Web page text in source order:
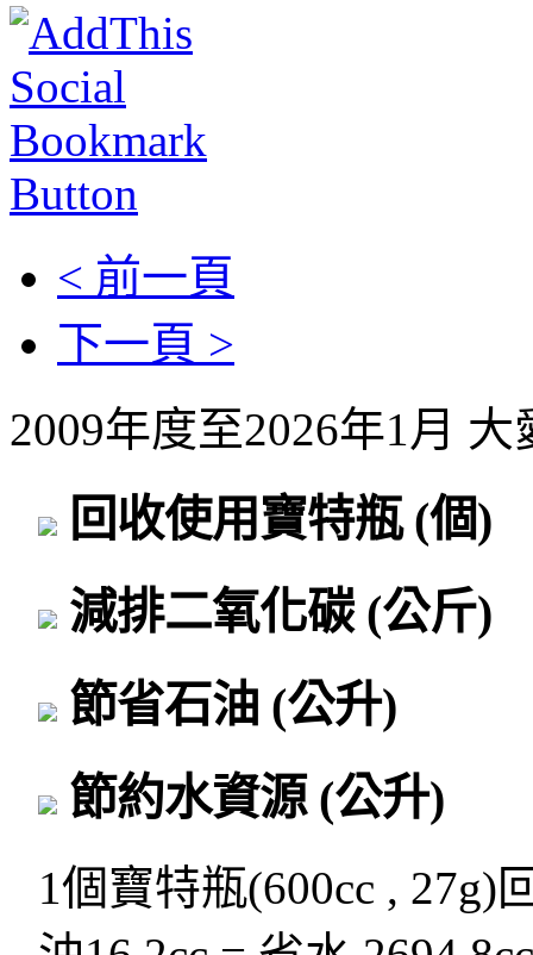
< 前一頁
下一頁 >
2009年度至2026年1月
回收使用寶特瓶 (個)
減排二氧化碳 (公斤)
節省石油 (公升)
節約水資源 (公升)
1個寶特瓶(600cc , 27g)